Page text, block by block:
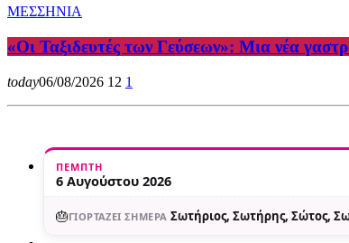
ΜΕΣΣΗΝΙΑ
«Οι Ταξιδευτές των Γεύσεων»: Μια νέα
today06/08/2026 12 1
ΠΈΜΠΤΗ
6 Αυγούστου 2026
🎂ΓΙΟΡΤΆΖΕΙ ΣΉΜΕΡΑ Σωτήριος, Σωτήρης, Σώτος,